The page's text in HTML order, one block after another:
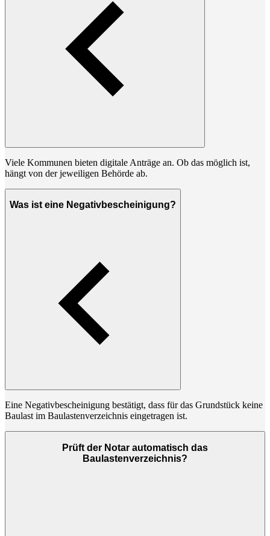
Viele Kommunen bieten digitale Anträge an. Ob das möglich ist,
hängt von der jeweiligen Behörde ab.
Was ist eine Negativbescheinigung?
Eine Negativbescheinigung bestätigt, dass für das Grundstück keine
Baulast im Baulastenverzeichnis eingetragen ist.
Prüft der Notar automatisch das
Baulastenverzeichnis?